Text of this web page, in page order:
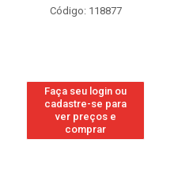
Código: 118877
Faça seu login ou
cadastre-se para
ver preços e
comprar